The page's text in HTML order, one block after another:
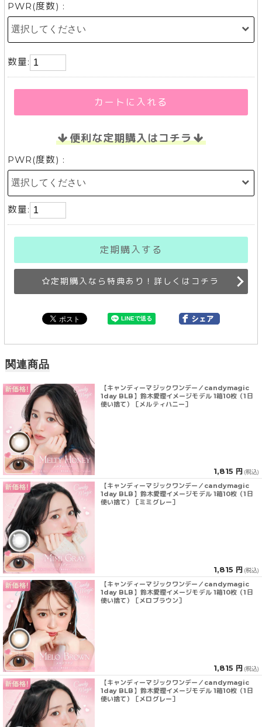
PWR(度数) :
数量:
カートに入れる
便利な定期購入はコチラ
PWR(度数) :
数量:
定期購入する
定期購入なら特典あり！詳しくはコチラ
関連商品
【キャンディーマジックワンデー／candymagic
1day BLB】鈴木愛理イメージモデル 1箱10枚（1日
使い捨て）［メルティハニー］
1,815 円 (税込)
【キャンディーマジックワンデー／candymagic
1day BLB】鈴木愛理イメージモデル 1箱10枚（1日
使い捨て）［ミミグレー］
1,815 円 (税込)
【キャンディーマジックワンデー／candymagic
1day BLB】鈴木愛理イメージモデル 1箱10枚（1日
使い捨て）［メロブラウン］
1,815 円 (税込)
【キャンディーマジックワンデー／candymagic
1day BLB】鈴木愛理イメージモデル 1箱10枚（1日
使い捨て）［メログレー］